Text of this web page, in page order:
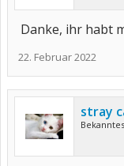
Danke, ihr habt
22. Februar 2022
stray